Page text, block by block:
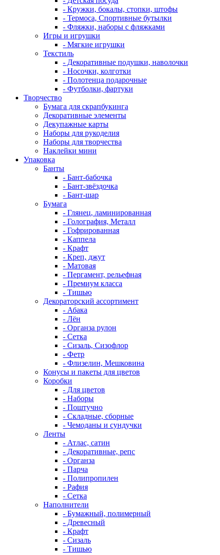
- Кружки, бокалы, стопки, штофы
- Термоса, Спортивные бутылки
- Фляжки, наборы с фляжками
Игры и игрушки
- Мягкие игрушки
Текстиль
- Декоративные подушки, наволочки
- Носочки, колготки
- Полотенца подарочные
- Футболки, фартуки
Творчество
Бумага для скрапбукинга
Декоративные элементы
Декупажные карты
Наборы для рукоделия
Наборы для творчества
Наклейки мини
Упаковка
Банты
- Бант-бабочка
- Бант-звёздочка
- Бант-шар
Бумага
- Глянец, ламинированная
- Голография, Металл
- Гофрированная
- Каппела
- Крафт
- Креп, джут
- Матовая
- Пергамент, рельефная
- Премиум класса
- Тишью
Декораторский ассортимент
- Абака
- Лён
- Органза рулон
- Сетка
- Сизаль, Сизофлор
- Фетр
- Флизелин, Мешковина
Конусы и пакеты для цветов
Коробки
- Для цветов
- Наборы
- Поштучно
- Складные, сборные
- Чемоданы и сундучки
Ленты
- Атлас, сатин
- Декоративные, репс
- Органза
- Парча
- Полипропилен
- Рафия
- Сетка
Наполнители
- Бумажный, полимерный
- Древесный
- Крафт
- Сизаль
- Тишью